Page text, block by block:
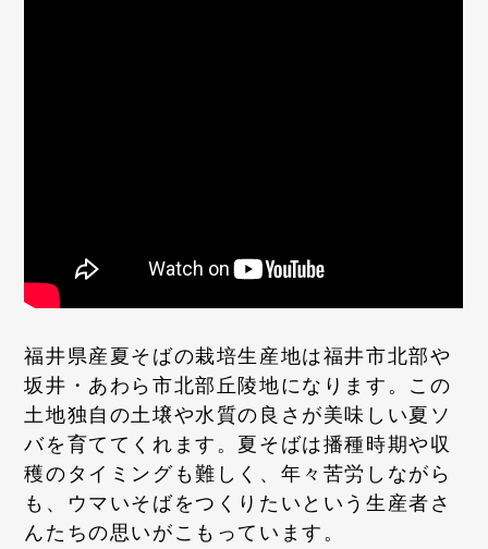
福井県産夏そばの栽培生産地は福井市北部や
坂井・あわら市北部丘陵地になります。この
土地独自の土壌や水質の良さが美味しい夏ソ
バを育ててくれます。夏そばは播種時期や収
穫のタイミングも難しく、年々苦労しながら
も、ウマいそばをつくりたいという生産者さ
んたちの思いがこもっています。